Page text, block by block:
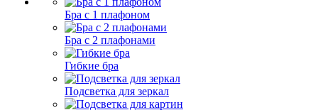
Бра с 1 плафоном
Бра с 2 плафонами
Гибкие бра
Подсветка для зеркал